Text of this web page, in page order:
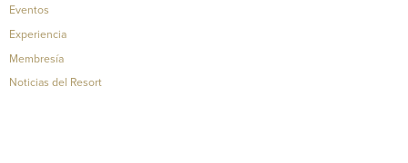
Eventos
Experiencia
Membresía
Noticias del Resort